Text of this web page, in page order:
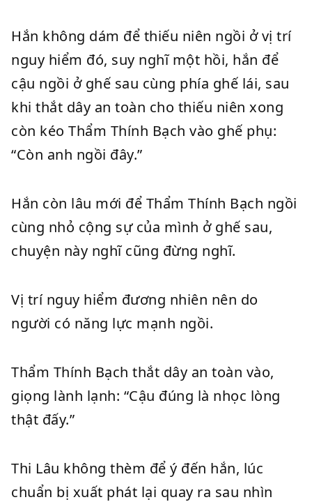
Hắn không dám để thiếu niên ngồi ở vị trí
nguy hiểm đó, suy nghĩ một hồi, hắn để
cậu ngồi ở ghế sau cùng phía ghế lái, sau
khi thắt dây an toàn cho thiếu niên xong
còn kéo Thẩm Thính Bạch vào ghế phụ:
“Còn anh ngồi đây.”
Hắn còn lâu mới để Thẩm Thính Bạch ngồi
cùng nhỏ cộng sự của mình ở ghế sau,
chuyện này nghĩ cũng đừng nghĩ.
Vị trí nguy hiểm đương nhiên nên do
người có năng lực mạnh ngồi.
Thẩm Thính Bạch thắt dây an toàn vào,
giọng lành lạnh: “Cậu đúng là nhọc lòng
thật đấy.”
Thi Lâu không thèm để ý đến hắn, lúc
chuẩn bị xuất phát lại quay ra sau nhìn